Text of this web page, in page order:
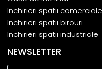
Inchirieri spatii comerciale
Inchirieri spatii birouri
Inchirieri spatii industriale
NEWSLETTER